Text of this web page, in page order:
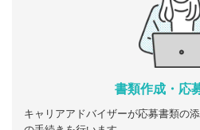
書類作成・応
キャリアアドバイザーが応募書類の